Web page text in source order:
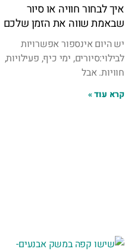
איך לבחור חוויה או סיור
שבאמת שווה את הזמן שלכם
יש היום אינספור אפשרויות
לבילוי:סיורים, ימי כיף, פעילויות,
חוויות. אבל
קרא עוד »